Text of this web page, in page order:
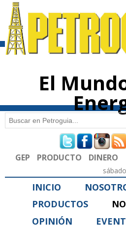
contenido
El
Formulario de
Buscar
GEP PRODUCTO DINERO
INICIO
PRODUCTOS
OPINIÓN